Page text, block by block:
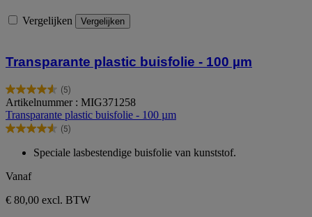
Vergelijken Vergelijken
Transparante plastic buisfolie - 100 µm
(5)
4.6
van
de
5
beoordelingen
Artikelnummer : MIG371258
Transparante plastic buisfolie - 100 µm
(5)
4.6
5
5
Speciale lasbestendige buisfolie van kunststof.
Vanaf
€ 80,00 excl. BTW